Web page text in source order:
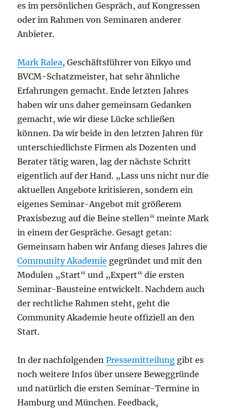
es im persönlichen Gespräch, auf Kongressen
oder im Rahmen von Seminaren anderer
Anbieter.
Mark Ralea, Geschäftsführer von Eikyo und
BVCM-Schatzmeister, hat sehr ähnliche
Erfahrungen gemacht. Ende letzten Jahres
haben wir uns daher gemeinsam Gedanken
gemacht, wie wir diese Lücke schließen
können. Da wir beide in den letzten Jahren für
unterschiedlichste Firmen als Dozenten und
Berater tätig waren, lag der nächste Schritt
eigentlich auf der Hand. „Lass uns nicht nur die
aktuellen Angebote kritisieren, sondern ein
eigenes Seminar-Angebot mit größerem
Praxisbezug auf die Beine stellen“ meinte Mark
in einem der Gespräche. Gesagt getan:
Gemeinsam haben wir Anfang dieses Jahres die
Community Akademie gegründet und mit den
Modulen „Start“ und „Expert“ die ersten
Seminar-Bausteine entwickelt. Nachdem auch
der rechtliche Rahmen steht, geht die
Community Akademie heute offiziell an den
Start.
In der nachfolgendenPressemitteilung gibt es
noch weitere Infos über unsere Beweggründe
und natürlich die ersten Seminar-Termine in
Hamburg und München. Feedback,